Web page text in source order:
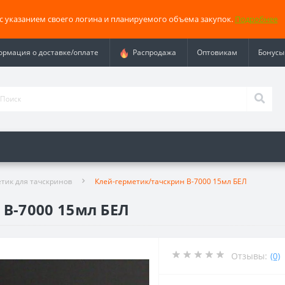
своего логина и планируемого объема закупок. Подробнее
о доставке/оплате Распродажа Оптовикам Бонусы
для тачскринов Клей-герметик/тачскрин B-7000 15мл БЕЛ
7000 15мл БЕЛ
Отзывы: (0)